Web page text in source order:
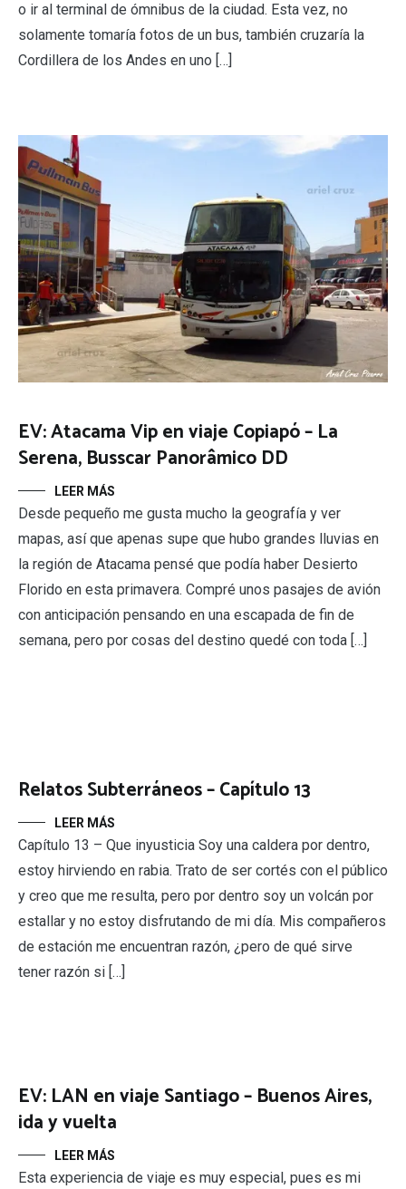
o ir al terminal de ómnibus de la ciudad. Esta vez, no
solamente tomaría fotos de un bus, también cruzaría la
Cordillera de los Andes en uno […]
EV: Atacama Vip en viaje Copiapó – La
Serena, Busscar Panorâmico DD
LEER MÁS
Desde pequeño me gusta mucho la geografía y ver
mapas, así que apenas supe que hubo grandes lluvias en
la región de Atacama pensé que podía haber Desierto
Florido en esta primavera. Compré unos pasajes de avión
con anticipación pensando en una escapada de fin de
semana, pero por cosas del destino quedé con toda […]
Relatos Subterráneos – Capítulo 13
LEER MÁS
Capítulo 13 – Que inyusticia Soy una caldera por dentro,
estoy hirviendo en rabia. Trato de ser cortés con el público
y creo que me resulta, pero por dentro soy un volcán por
estallar y no estoy disfrutando de mi día. Mis compañeros
de estación me encuentran razón, ¿pero de qué sirve
tener razón si […]
EV: LAN en viaje Santiago – Buenos Aires,
ida y vuelta
LEER MÁS
Esta experiencia de viaje es muy especial, pues es mi